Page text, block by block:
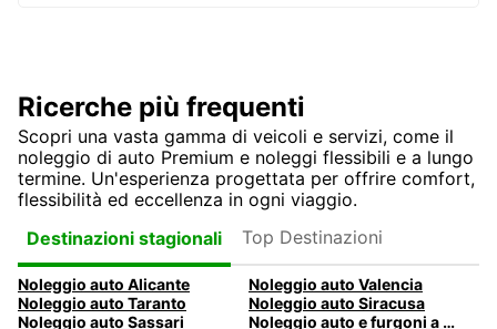
Ricerche più frequenti
Scopri una vasta gamma di veicoli e servizi, come il
noleggio di auto Premium e noleggi flessibili e a lungo
termine. Un'esperienza progettata per offrire comfort,
flessibilità ed eccellenza in ogni viaggio.
Destinazioni stagionali
Top Destinazioni
Noleggio auto Alicante
Noleggio auto Valencia
Noleggio auto Taranto
Noleggio auto Siracusa
Noleggio auto Sassari
Noleggio auto e furgoni a Pescara